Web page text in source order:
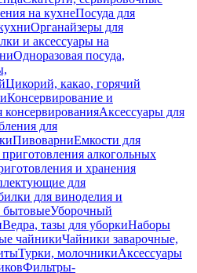
на кухнеПосуда для
Органайзеры для
и аксессуары на
Одноразовая посуда,
Цикорий, какао, горячий
Консервирование и
Аксессуары для
для
ПивоварниЕмкости для
алкогольных
и хранения
для
для виноделия и
бытовыеУборочный
Ведра, тазы для уборкиНаборы
чайникиЧайники заварочные,
Турки, молочникиАксессуары
Фильтры-